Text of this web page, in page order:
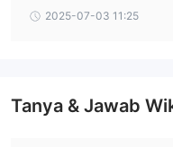
Namun, deposit minimum
m Ltd). Tiga trader
apkan kejahatan
2025-07-03 11:25
Tanya & Jawab